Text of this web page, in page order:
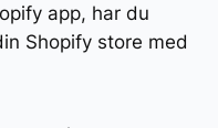
app, har du
Shopify store med